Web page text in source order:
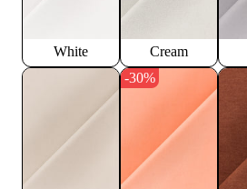
White Cream
-30%